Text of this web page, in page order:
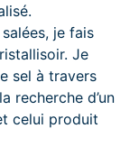
je fais
Je
sel à travers
recherche d’un
celui produit